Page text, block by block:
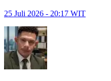
25 Juli 2026 - 20:17 WIT